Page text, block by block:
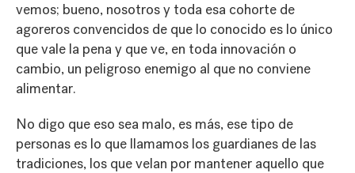
vemos; bueno, nosotros y toda esa cohorte de
agoreros convencidos de que lo conocido es lo único
que vale la pena y que ve, en toda innovación o
cambio, un peligroso enemigo al que no conviene
alimentar.
No digo que eso sea malo, es más, ese tipo de
personas es lo que llamamos los guardianes de las
tradiciones, los que velan por mantener aquello que